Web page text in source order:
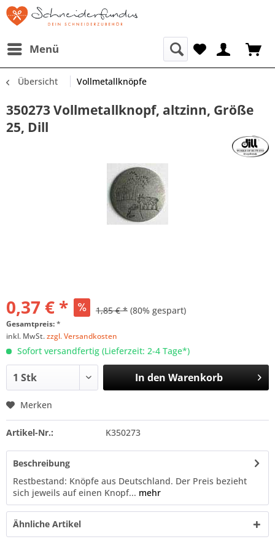
Menü
Übersicht Vollmetallknöpfe
350273 Vollmetallknopf, altzinn, Größe
25, Dill
0,37 € * 1,85 € * (80% gespart)
Gesamtpreis:*
inkl. MwSt.zzgl. Versandkosten
Sofort versandfertig (Lieferzeit: 2-4 Tage*)
In den Warenkorb
Merken
Artikel-Nr.: K350273
Beschreibung
Restbestand: Knöpfe aus Deutschland. Der Preis bezieht
sich jeweils auf einen Knopf... mehr
Ähnliche Artikel